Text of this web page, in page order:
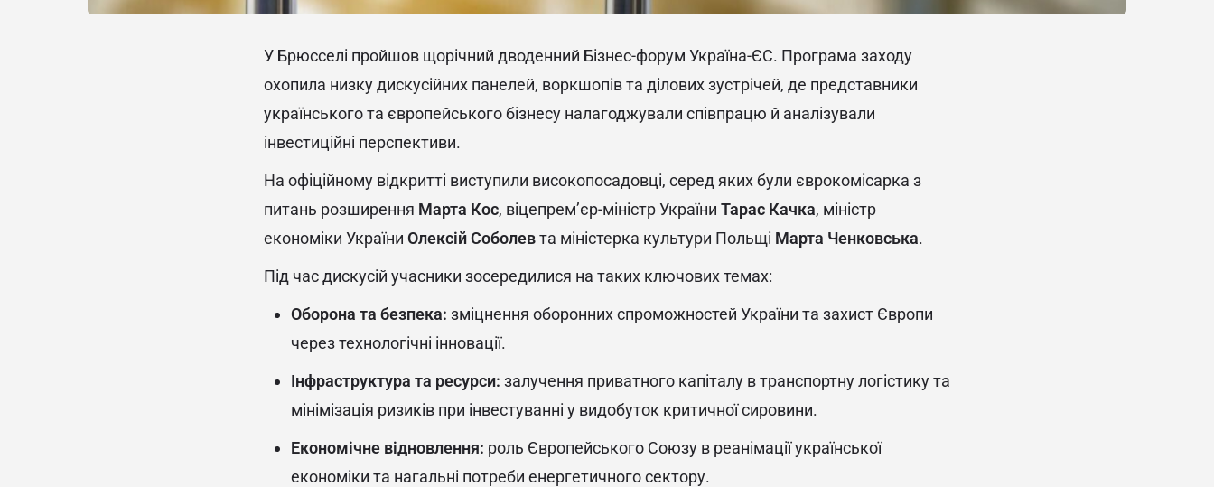
У Брюсселі пройшов щорічний дводенний Бізнес-форум Україна-ЄС. Програма заходу
охопила низку дискусійних панелей, воркшопів та ділових зустрічей, де представники
українського та європейського бізнесу налагоджували співпрацю й аналізували
інвестиційні перспективи.
На офіційному відкритті виступили високопосадовці, серед яких були єврокомісарка з
питань розширення Марта Кос, віцепрем’єр-міністр України Тарас Качка, міністр
економіки України Олексій Соболевта міністерка культури Польщі Марта Ченковська.
Під час дискусій учасники зосередилися на таких ключових темах:
Оборона та безпека: зміцнення оборонних спроможностей України та захист Європи
через технологічні інновації.
Інфраструктура та ресурси: залучення приватного капіталу в транспортну логістику та
мінімізація ризиків при інвестуванні у видобуток критичної сировини.
Економічне відновлення: роль Європейського Союзу в реанімації української
економіки та нагальні потреби енергетичного сектору.